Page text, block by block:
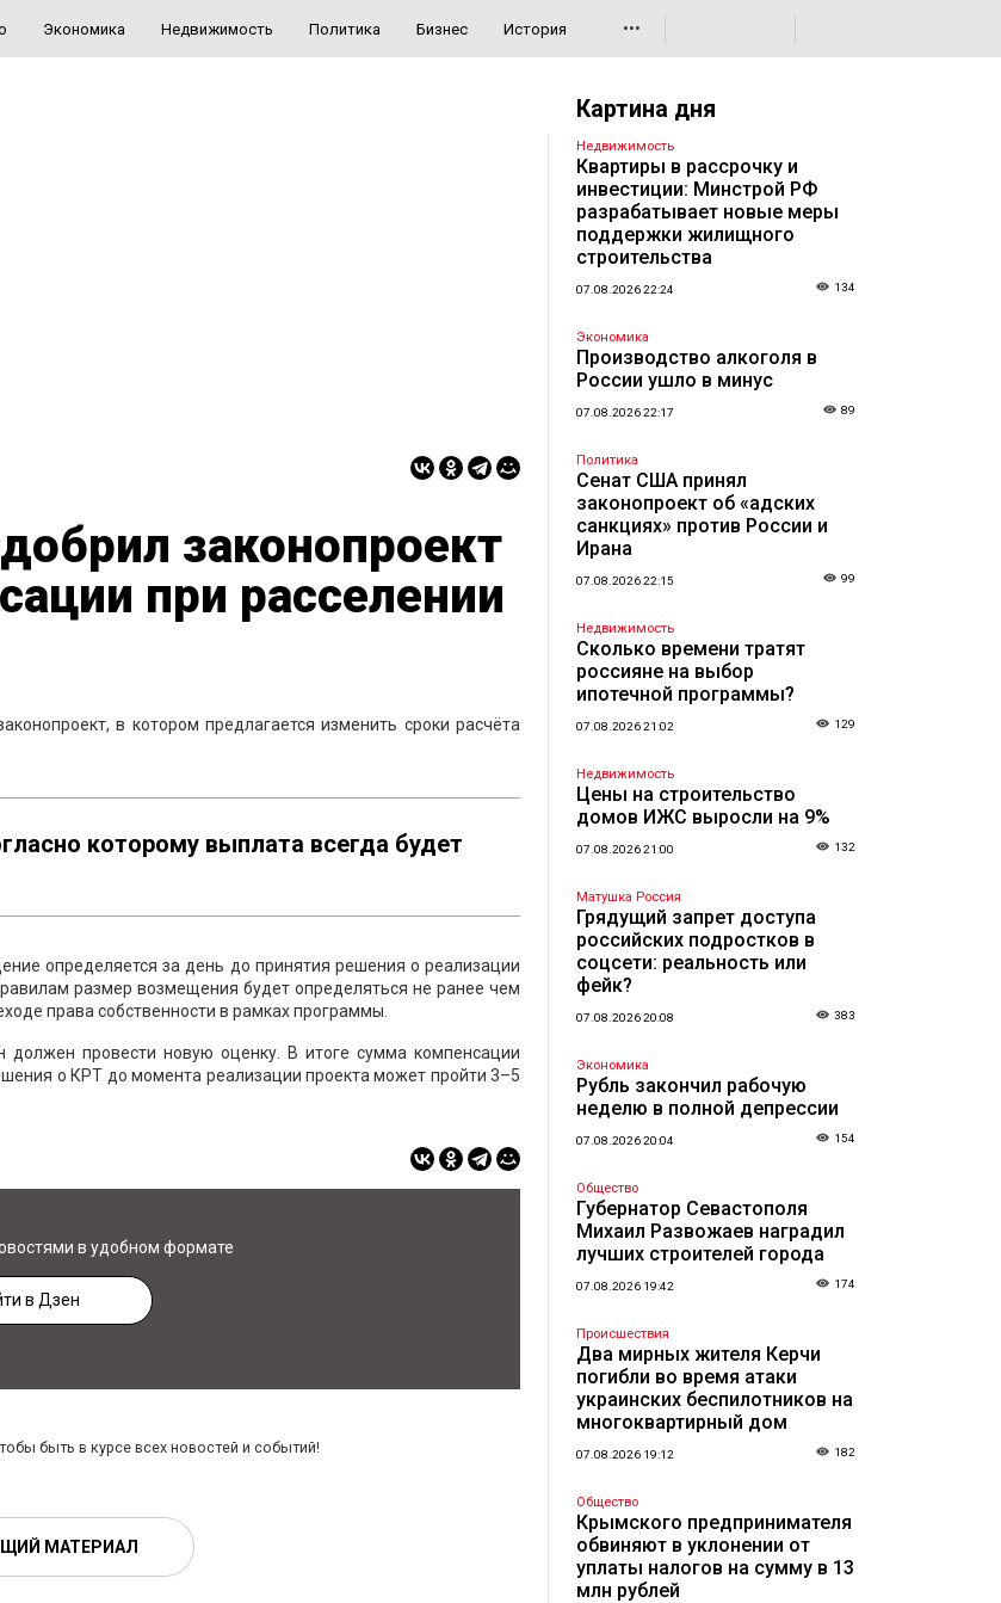
Экономика Недвижимость Политика Бизнес История •••
законопроект
при расселении
в котором предлагается изменить сроки расчёта
которому выплата всегда будет
определяется за день до принятия решения о реализации
размер возмещения будет определяться не ранее чем
права собственности в рамках программы.
должен провести новую оценку. В итоге сумма компенсации
о КРТ до момента реализации проекта может пройти 3–5
в удобном формате
в Дзен
быть в курсе всех новостей и событий!
МАТЕРИАЛ
Картина дня
Недвижимость
Квартиры в рассрочку и
инвестиции: Минстрой РФ
разрабатывает новые меры
поддержки жилищного
строительства
07.08.2026 22:24 134
Экономика
Производство алкоголя в
России ушло в минус
07.08.2026 22:17 89
Политика
Сенат США принял
законопроект об «адских
санкциях» против России и
Ирана
07.08.2026 22:15 99
Недвижимость
Сколько времени тратят
россияне на выбор
ипотечной программы?
07.08.2026 21:02 129
Недвижимость
Цены на строительство
домов ИЖС выросли на 9%
07.08.2026 21:00 132
Матушка Россия
Грядущий запрет доступа
российских подростков в
соцсети: реальность или
фейк?
07.08.2026 20:08 383
Экономика
Рубль закончил рабочую
неделю в полной депрессии
07.08.2026 20:04 154
Общество
Губернатор Севастополя
Михаил Развожаев наградил
лучших строителей города
07.08.2026 19:42 174
Происшествия
Два мирных жителя Керчи
погибли во время атаки
украинских беспилотников на
многоквартирный дом
07.08.2026 19:12 182
Общество
Крымского предпринимателя
обвиняют в уклонении от
уплаты налогов на сумму в 13
млн рублей